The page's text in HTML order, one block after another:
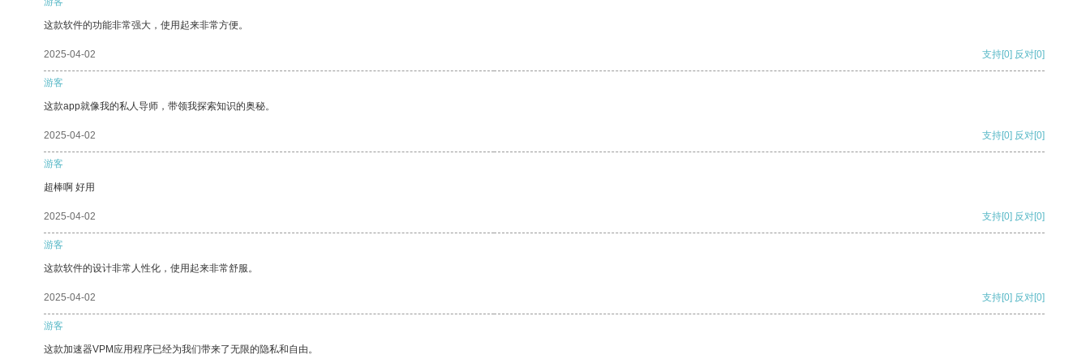
这款软件的功能非常强大，使用起来非常方便。
2025-04-02 支持[0] 反对[0]
游客
这款app就像我的私人导师，带领我探索知识的奥秘。
2025-04-02 支持[0] 反对[0]
游客
超棒啊 好用
2025-04-02 支持[0] 反对[0]
游客
这款软件的设计非常人性化，使用起来非常舒服。
2025-04-02 支持[0] 反对[0]
游客
这款加速器VPM应用程序已经为我们带来了无限的隐私和自由。